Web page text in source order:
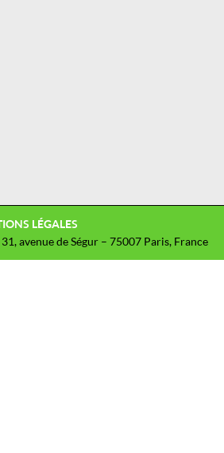
LÉGALES
avenue de Ségur – 75007 Paris, France